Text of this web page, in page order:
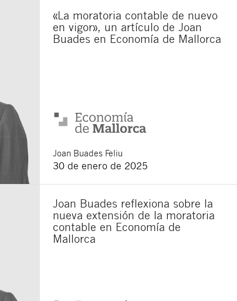
«La moratoria contable de nuevo
en vigor», un artículo de Joan
Buades en Economía de Mallorca
Joan Buades Feliu
30 de enero de 2025
Joan Buades reflexiona sobre la
nueva extensión de la moratoria
contable en Economía de
Mallorca